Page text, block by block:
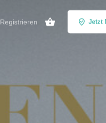
Registrieren Jetzt